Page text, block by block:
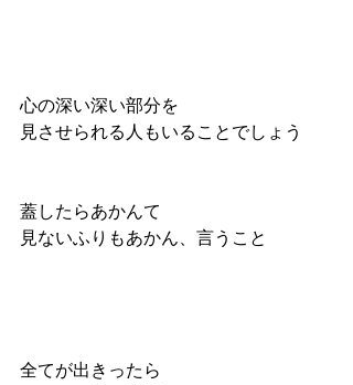
心の深い深い部分を
見させられる人もいることでしょう
蓋したらあかんて
見ないふりもあかん、言うこと
全てが出きったら